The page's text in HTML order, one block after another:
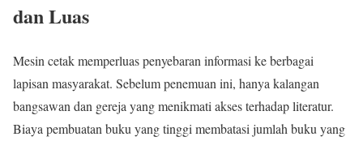
dan Luas
Mesin cetak memperluas penyebaran informasi ke berbagai
lapisan masyarakat. Sebelum penemuan ini, hanya kalangan
bangsawan dan gereja yang menikmati akses terhadap literatur.
Biaya pembuatan buku yang tinggi membatasi jumlah buku yang